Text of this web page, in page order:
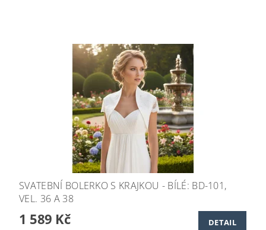
SVATEBNÍ BOLERKO S KRAJKOU - BÍLÉ: BD-101,
VEL. 36 A 38
1 589 Kč DETAIL